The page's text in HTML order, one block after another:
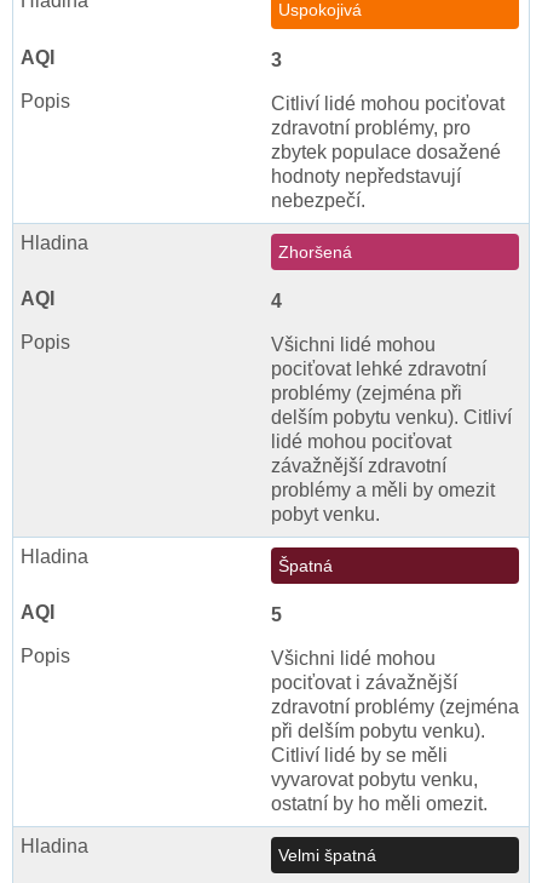
Uspokojivá
3
Citliví lidé mohou pociťovat
zdravotní problémy, pro
zbytek populace dosažené
hodnoty nepředstavují
nebezpečí.
Zhoršená
4
Všichni lidé mohou
pociťovat lehké zdravotní
problémy (zejména při
delším pobytu venku). Citliví
lidé mohou pociťovat
závažnější zdravotní
problémy a měli by omezit
pobyt venku.
Špatná
5
Všichni lidé mohou
pociťovat i závažnější
zdravotní problémy (zejména
při delším pobytu venku).
Citliví lidé by se měli
vyvarovat pobytu venku,
ostatní by ho měli omezit.
Velmi špatná